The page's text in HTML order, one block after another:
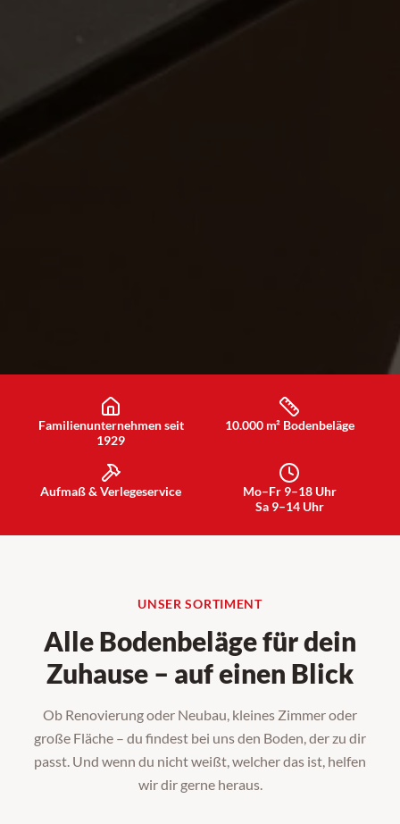
Familienunternehmen seit
1929
10.000 m² Bodenbeläge
Aufmaß & Verlegeservice
Mo–Fr 9–18 Uhr
Sa 9–14 Uhr
UNSER SORTIMENT
Alle Bodenbeläge für dein
Zuhause – auf einen Blick
Ob Renovierung oder Neubau, kleines Zimmer oder
große Fläche – du findest bei uns den Boden, der zu dir
passt. Und wenn du nicht weißt, welcher das ist, helfen
wir dir gerne heraus.